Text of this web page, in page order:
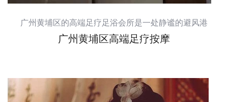
广州黄埔区的高端足疗足浴会所是一处静谧的避风港
广州黄埔区高端足疗按摩